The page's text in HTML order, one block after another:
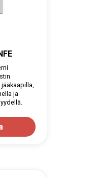
ja